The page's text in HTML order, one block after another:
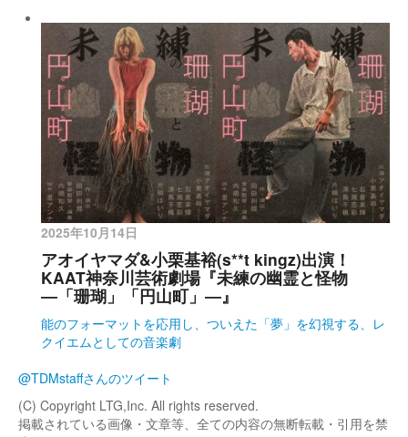
2025年10月14日
アオイヤマダ&小栗基裕(s**t kingz)出演！
KAAT神奈川芸術劇場『未練の幽霊と怪物
―「珊瑚」「円山町」―』
能のフォーマットを応用し、ついえた「夢」を幻視する、レ
クイエムとしての音楽劇
@TDMstaffさんのツイート
(C) Copyright LTG,Inc. All rights reserved.
掲載されている画像・文章等、全ての内容の無断転載・引用を禁